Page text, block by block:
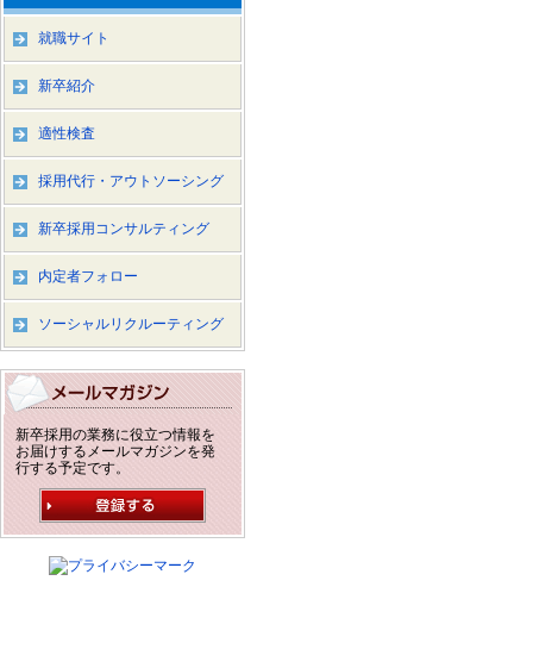
就職サイト
新卒紹介
適性検査
採用代行・アウトソーシング
新卒採用コンサルティング
内定者フォロー
ソーシャルリクルーティング
新卒採用の業務に役立つ情報を
お届けするメールマガジンを発
行する予定です。